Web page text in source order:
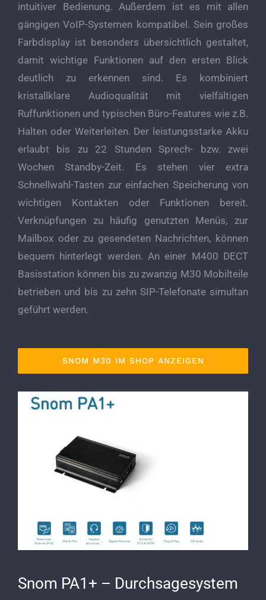
intuitiver Bedienung. Außerdem ist es mit allen
gängigen VoIP-Systemen kompatibel. Sein großes
Farbdisplay ist besonders übersichtlich gestaltet,
damit wichtige Funktionen auf den ersten Blick
deutlich zu erkennen sind. Es kombiniert
kristallklare Audioqualität mit vielfältigen
Ruffunktionen und typischen Büro-Features wie z.B.
Halten oder Weiterleiten. Der leistungsstarke Akku
erlaubt bis zu 22 Stunden Sprech- bzw. zwei
Wochen Standby-Zeit. Es stehen vier extra
Schnellwahl-Tasten zur einfachen Speicherung von
wichtigen Kontakten oder Funktionen bereit.
Verknüpfungen zu häufig genutzten Menüs, zur
Mailbox oder zu gesendeten Nachrichten, können
bequem hinterlegt werden. An einer M400 DECT
Basisstation können bis zu zwanzig M30 Mobilteile
betrieben und bis zu zehn SIP-Telefonate simultan
geführt werden.
SNOM M30 IM SHOP ANZEIGEN
Snom PA1+ – Durchsagesystem